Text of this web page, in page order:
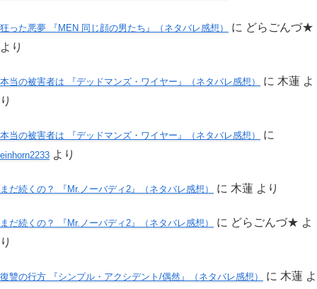
狂った悪夢 『MEN 同じ顔の男たち』（ネタバレ感想） に どらごんづ★
より
本当の被害者は 『デッドマンズ・ワイヤー』（ネタバレ感想） に 木蓮 よ
り
本当の被害者は 『デッドマンズ・ワイヤー』（ネタバレ感想） に
einhorn2233 より
まだ続くの？ 『Mr.ノーバディ2』（ネタバレ感想） に 木蓮 より
まだ続くの？ 『Mr.ノーバディ2』（ネタバレ感想） に どらごんづ★ よ
り
復讐の行方 『シンプル・アクシデント/偶然』（ネタバレ感想） に 木蓮 よ